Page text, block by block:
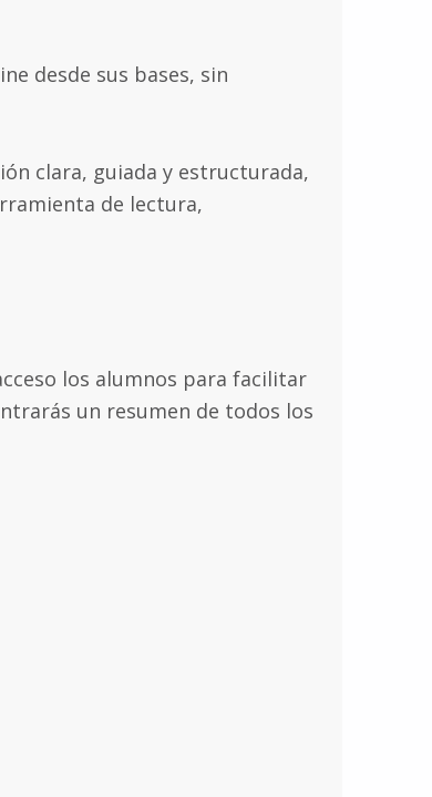
desde sus bases, sin
clara, guiada y estructurada,
de lectura,
los alumnos para facilitar
un resumen de todos los